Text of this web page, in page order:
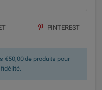
PINTEREST
€50,00 de produits pour